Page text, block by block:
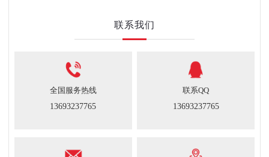
联系我们
全国服务热线
13693237765
联系QQ
13693237765